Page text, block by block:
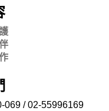
069 / 02-55996169